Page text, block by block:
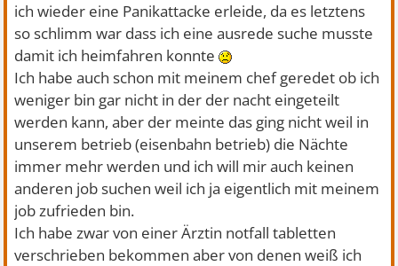
ich wieder eine Panikattacke erleide, da es letztens
so schlimm war dass ich eine ausrede suche musste
damit ich heimfahren konnte
Ich habe auch schon mit meinem chef geredet ob ich
weniger bin gar nicht in der der nacht eingeteilt
werden kann, aber der meinte das ging nicht weil in
unserem betrieb (eisenbahn betrieb) die Nächte
immer mehr werden und ich will mir auch keinen
anderen job suchen weil ich ja eigentlich mit meinem
job zufrieden bin.
Ich habe zwar von einer Ärztin notfall tabletten
verschrieben bekommen aber von denen weiß ich